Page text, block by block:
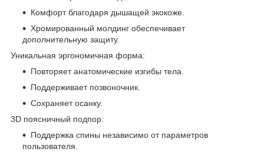
Комфорт благодаря дышащей экокоже.
Хромированный молдинг обеспечивает
дополнительную защиту.
Уникальная эргономичная форма:
Повторяет анатомические изгибы тела.
Поддерживает позвоночник.
Сохраняет осанку.
3D поясничный подпор:
Поддержка спины независимо от параметров
пользователя.